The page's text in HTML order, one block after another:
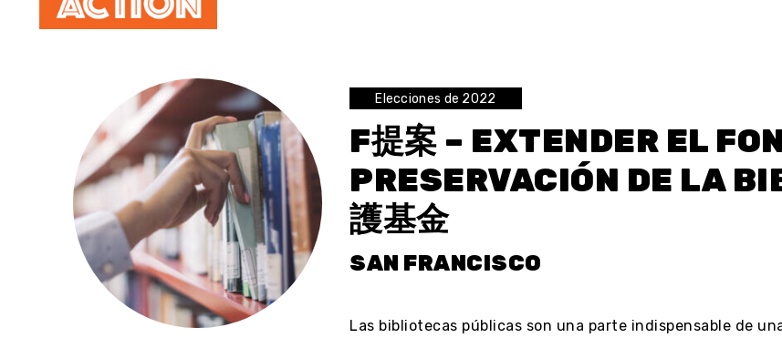
Elecciones de 2022
F提案 – EXTENDER EL
PRESERVACIÓN DE LA
護基金
SAN FRANCISCO
Las bibliotecas públicas son una parte indispensable de